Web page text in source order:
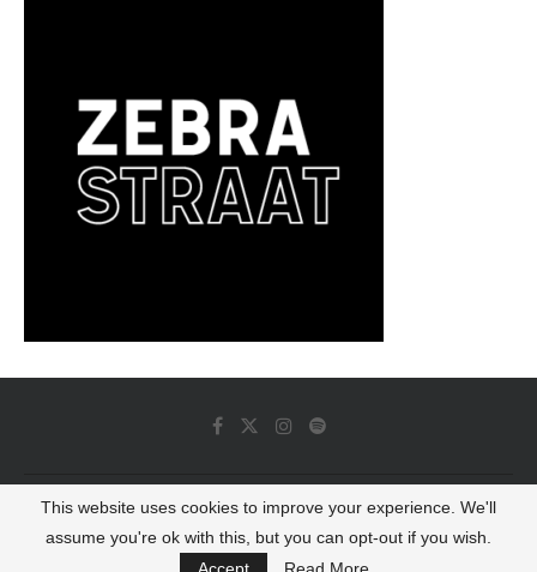
© 2022 - Luminous Dash All Rights Reserved
BACK TO TOP
This website uses cookies to improve your experience. We'll
assume you're ok with this, but you can opt-out if you wish.